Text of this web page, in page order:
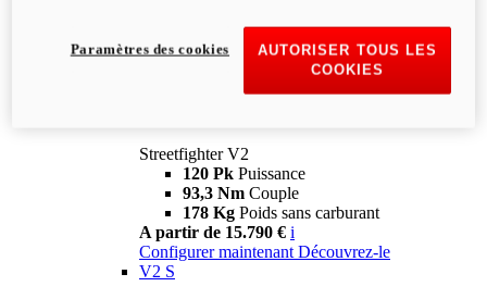
Streetfighter V2
120 Pk Puissance
93,3 Nm Couple
178 Kg Poids sans carburant
A partir de 15.790 € i
Configurer maintenant Découvrez-le
V2 S
AUTORISER TOUS LES
COOKIES
Paramètres des cookies